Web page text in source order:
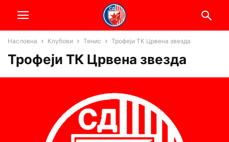
Насловна Клубови Тенис Трофеји ТК Црвена звезда
Трофеји ТК Црвена звезда